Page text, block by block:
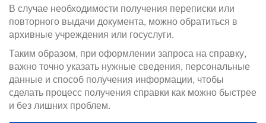
В случае необходимости получения переписки или
повторного выдачи документа, можно обратиться в
архивные учреждения или госуслуги.
Таким образом, при оформлении запроса на справку,
важно точно указать нужные сведения, персональные
данные и способ получения информации, чтобы
сделать процесс получения справки как можно быстрее
и без лишних проблем.